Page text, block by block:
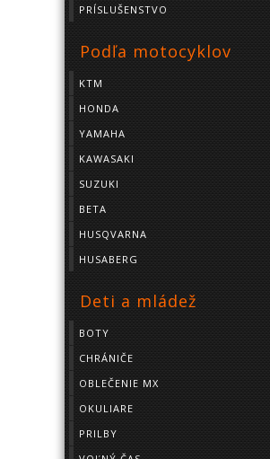
PRÍSLUŠENSTVO
Podľa motocyklov
KTM
HONDA
YAMAHA
KAWASAKI
SUZUKI
BETA
HUSQVARNA
HUSABERG
Deti a mládež
BOTY
CHRÁNIČE
OBLEČENIE MX
OKULIARE
PRILBY